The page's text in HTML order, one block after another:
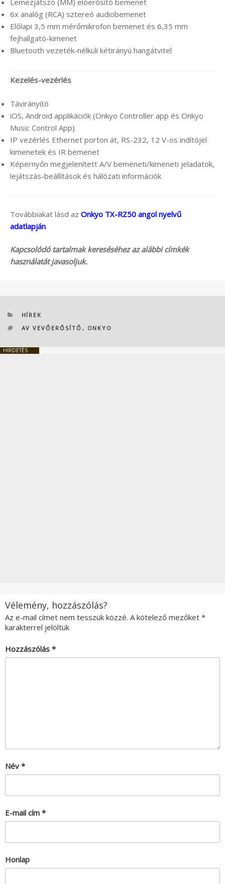
6x analóg (RCA) sztereó audiobemenet
Előlapi 3,5 mm mérőmikrofon bemenet és 6,35 mm
fejhallgató-kimenet
Bluetooth vezeték-nélküli kétirányú hangátvitel
Kezelés-vezérlés
Távirányító
iOS, Android applikációk (Onkyo Controller app és Onkyo
Music Control App)
IP vezérlés Ethernet porton át, RS-232, 12 V-os indítójel
kimenetek és IR bemenet
Képernyőn megjelenített A/V bemeneti/kimeneti jeladatok,
lejátszás-beállítások és hálózati információk
Továbbiakat lásd az Onkyo TX-RZ50 angol nyelvű
adatlapján.
Kapcsolódó tartalmak kereséséhez az alábbi címkék
használatát javasoljuk.
KATEGÓRIÁK
HÍREK
CÍMKÉK
AV VEVŐERŐSÍTŐ , ONKYO
HIRDETÉS
Vélemény, hozzászólás?
Az e-mail címet nem tesszük közzé. A kötelező mezőket *
karakterrel jelöltük
Hozzászólás *
Név *
E-mail cím *
Honlap